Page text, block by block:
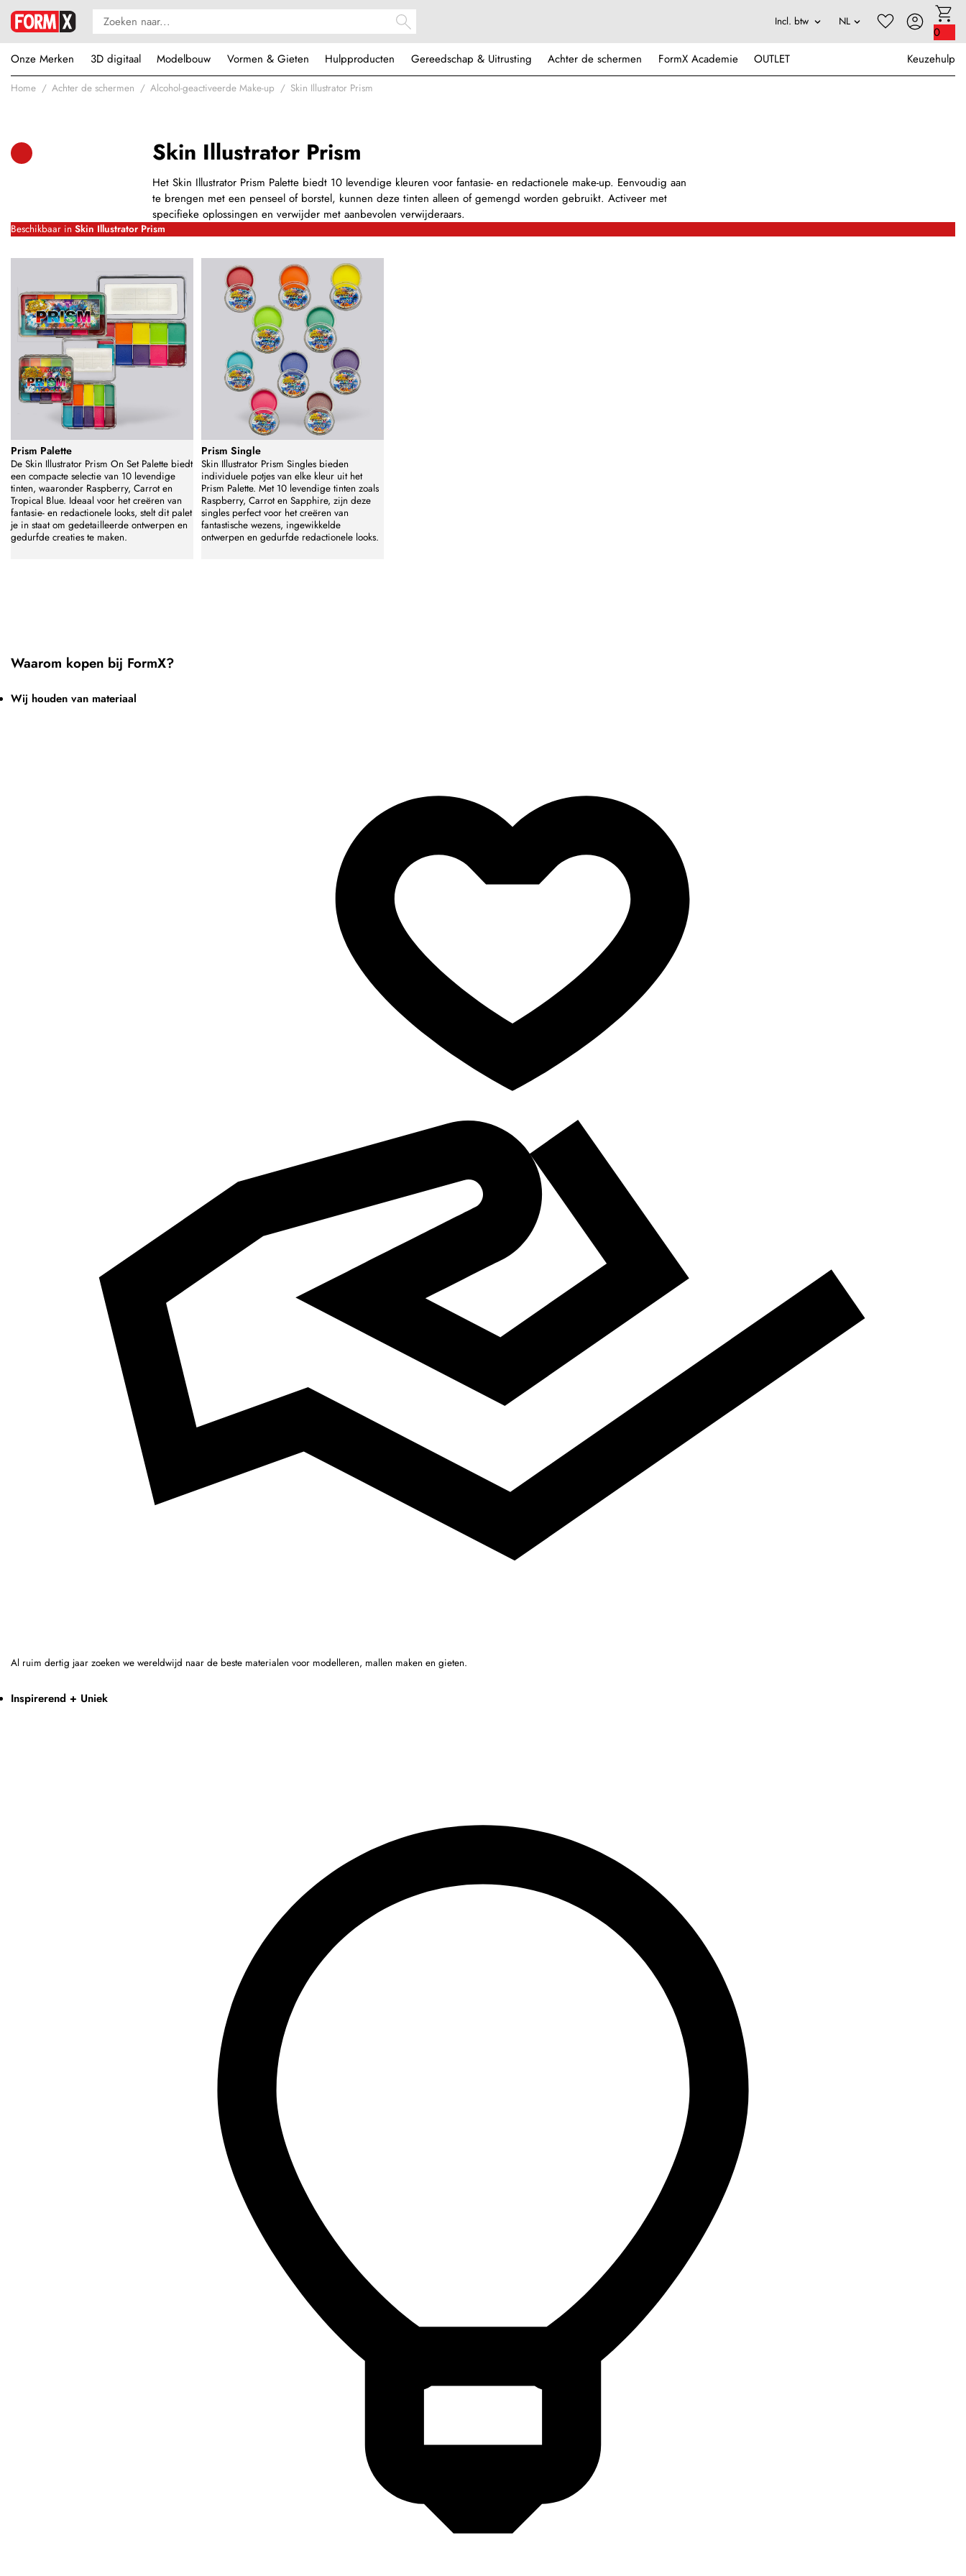
0
Onze Merken
3D digitaal Modelbouw Vormen & Gieten Hulpproducten Gereedschap & Uitrusting Achter de schermen FormX Academie OUTLET Keuzehulp
Home Achter de schermen Alcohol-geactiveerde Make-up Skin Illustrator Prism
Skin Illustrator Prism
Het Skin Illustrator Prism Palette biedt 10 levendige kleuren voor fantasie- en redactionele make-up. Eenvoudig aan
te brengen met een penseel of borstel, kunnen deze tinten alleen of gemengd worden gebruikt. Activeer met
specifieke oplossingen en verwijder met aanbevolen verwijderaars.
Beschikbaar in Skin Illustrator Prism
Prism Palette
De Skin Illustrator Prism On Set Palette biedt
een compacte selectie van 10 levendige
tinten, waaronder Raspberry, Carrot en
Tropical Blue. Ideaal voor het creëren van
fantasie- en redactionele looks, stelt dit palet
je in staat om gedetailleerde ontwerpen en
gedurfde creaties te maken.
Prism Single
Skin Illustrator Prism Singles bieden
individuele potjes van elke kleur uit het
Prism Palette. Met 10 levendige tinten zoals
Raspberry, Carrot en Sapphire, zijn deze
singles perfect voor het creëren van
fantastische wezens, ingewikkelde
ontwerpen en gedurfde redactionele looks.
Waarom kopen bij FormX?
Wij houden van materiaal
Al ruim dertig jaar zoeken we wereldwijd naar de beste materialen voor modelleren, mallen maken en gieten.
Inspirerend + Uniek